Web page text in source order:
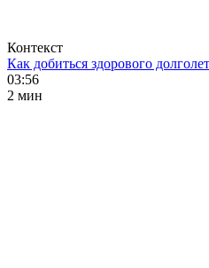
Контекст
Как добиться здорового
03:56
2 мин